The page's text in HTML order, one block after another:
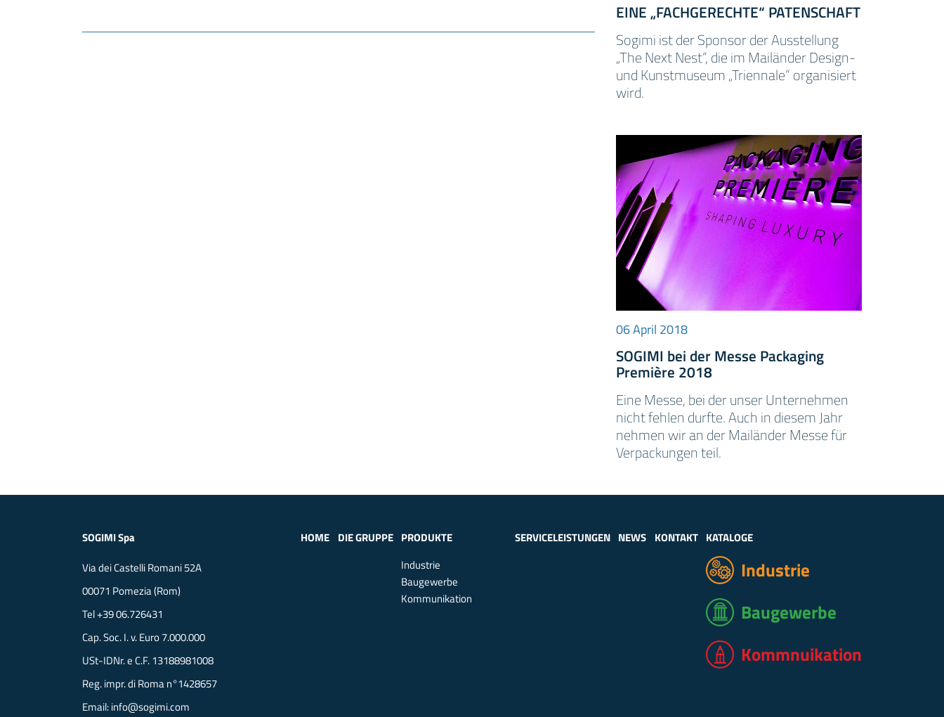
EINE „FACHGERECHTE“ PATENSCHAFT
Sogimi ist der Sponsor der Ausstellung
„The Next Nest“, die im Mailänder Design-
und Kunstmuseum „Triennale“ organisiert
wird.
06 April 2018
SOGIMI bei der Messe Packaging
Première 2018
Eine Messe, bei der unser Unternehmen
nicht fehlen durfte. Auch in diesem Jahr
nehmen wir an der Mailänder Messe für
Verpackungen teil.
SOGIMI Spa
Via dei Castelli Romani 52A
00071 Pomezia (Rom)
Tel+39 06.726431
Cap. Soc. I. v. Euro 7.000.000
USt-IDNr. e C.F. 13188981008
Reg. impr. di Roma n°1428657
Email:info@sogimi.com
HOME DIE GRUPPE PRODUKTE
Industrie
Baugewerbe
Kommunikation
SERVICELEISTUNGEN NEWS KONTAKT KATALOGE
Industrie
Baugewerbe
Kommnuikation